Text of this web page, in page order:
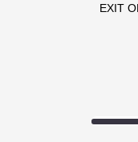
EXIT